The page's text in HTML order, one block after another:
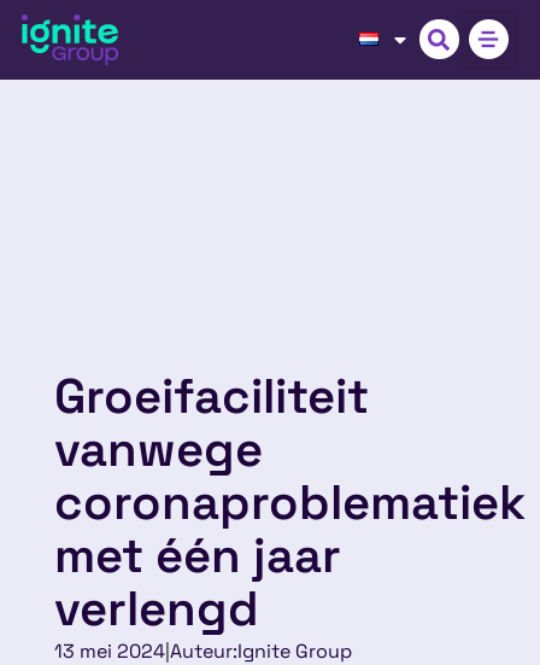
Groeifaciliteit
vanwege
coronaproblematiek
met één jaar
verlengd
13 mei 2024|Auteur:Ignite Group